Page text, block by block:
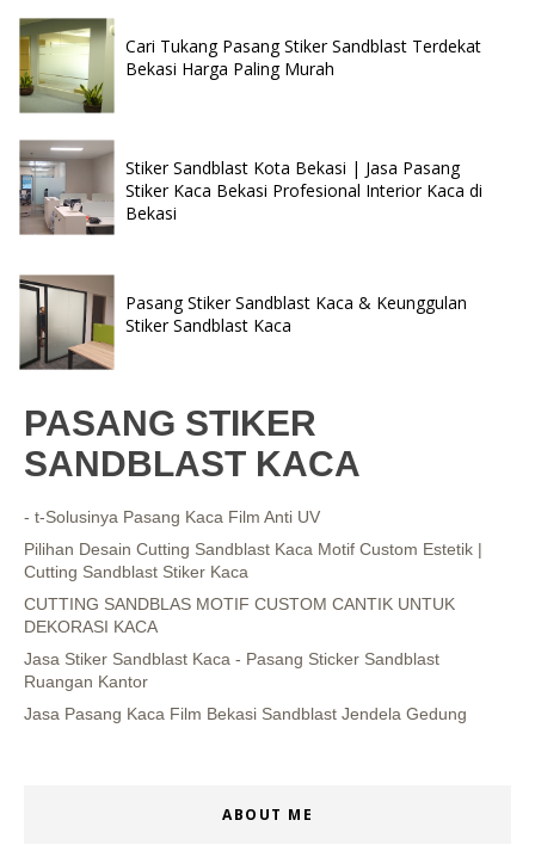
Cari Tukang Pasang Stiker Sandblast Terdekat
Bekasi Harga Paling Murah
Stiker Sandblast Kota Bekasi | Jasa Pasang
Stiker Kaca Bekasi Profesional Interior Kaca di
Bekasi
Pasang Stiker Sandblast Kaca & Keunggulan
Stiker Sandblast Kaca
PASANG STIKER
SANDBLAST KACA
- t-Solusinya Pasang Kaca Film Anti UV
Pilihan Desain Cutting Sandblast Kaca Motif Custom Estetik |
Cutting Sandblast Stiker Kaca
CUTTING SANDBLAS MOTIF CUSTOM CANTIK UNTUK
DEKORASI KACA
Jasa Stiker Sandblast Kaca - Pasang Sticker Sandblast
Ruangan Kantor
Jasa Pasang Kaca Film Bekasi Sandblast Jendela Gedung
ABOUT ME